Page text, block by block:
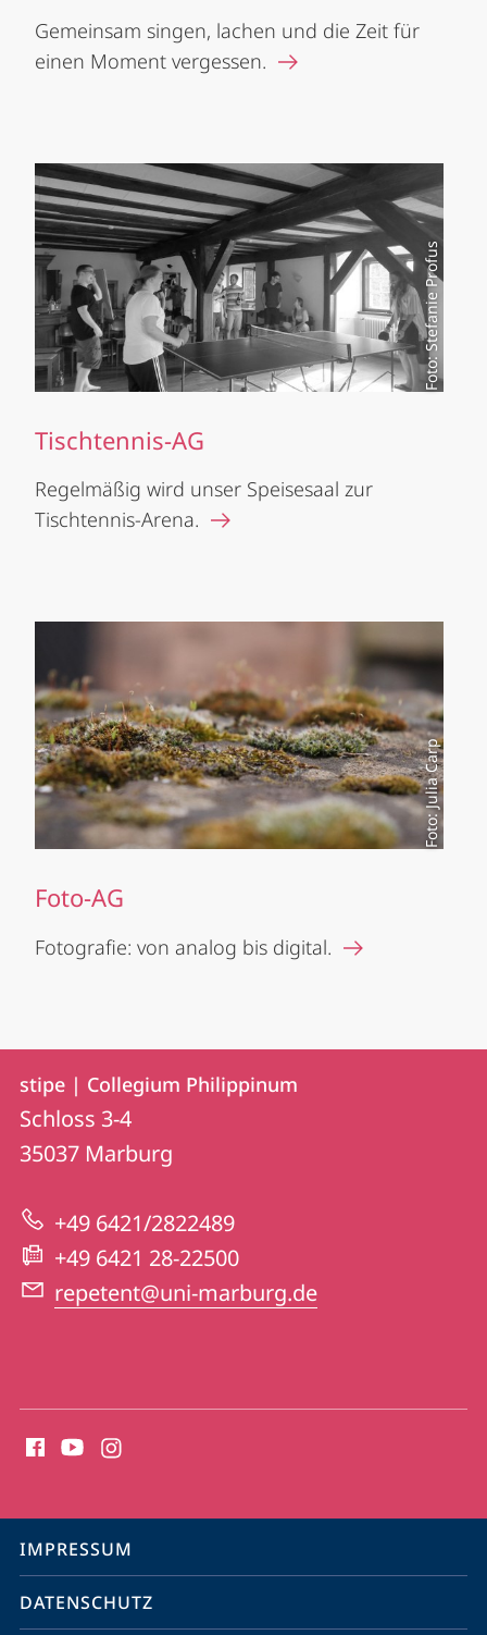
Gemeinsam singen, lachen und die Zeit für
einen Moment vergessen.
Foto: Stefanie Profus
Tischtennis-AG
Regelmäßig wird unser Speisesaal zur
Tischtennis-Arena.
Foto: Julia Carp
Foto-AG
Fotografie: von analog bis digital.
Kontakt
und
Informationen
zur
Website
Kontaktinformationen
stipe
|
Philippinum
stipe | Collegium Philippinum
Schloss 3-4
35037 Marburg
+49 6421/2822489
+49 6421 28-22500
repetent@uni-marburg.de
Media
Service-
Navigation
IMPRESSUM
DATENSCHUTZ